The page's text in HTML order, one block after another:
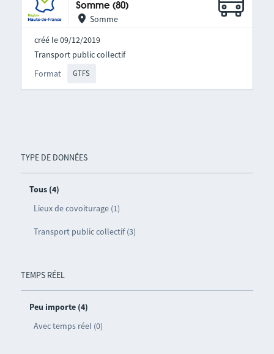
TYPE DE DONNÉES
Tous (4)
Lieux de covoiturage (1)
Transport public collectif (3)
TEMPS RÉEL
Peu importe (4)
Avec temps réel (0)
Somme (80)
Somme
créé le 09/12/2019
Format GTFS
Transport public collectif